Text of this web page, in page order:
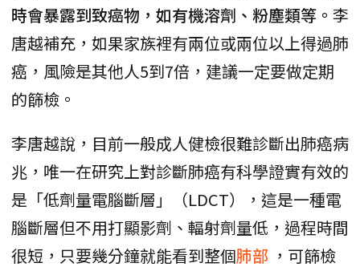
時會暴露到致癌物，如有機溶劑、粉塵類等。 李
唐越補充，如果家族裡有兩位或兩位以上得過肺
癌，風險是其他人5到7倍，建議一定要做定期
的篩檢。
李唐越說，目前一般成人健檢很難診斷出肺癌病
兆，唯一在研究上對診斷肺癌有科學證實有效的
是「低劑量電腦斷層」（LDCT），這是一種電
腦斷層但不用打顯影劑、輻射劑量低，過程時間
很短，只要幾分鐘就能看到整個肺部 ，可篩檢